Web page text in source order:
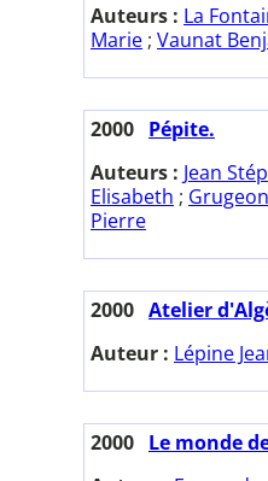
Auteurs : La
Marie ; Vaunat
2000 Pépite.
Auteurs : Jean
Elisabeth ;
Pierre
2000 Atelier
Auteur : Lépine
2000 Le monde